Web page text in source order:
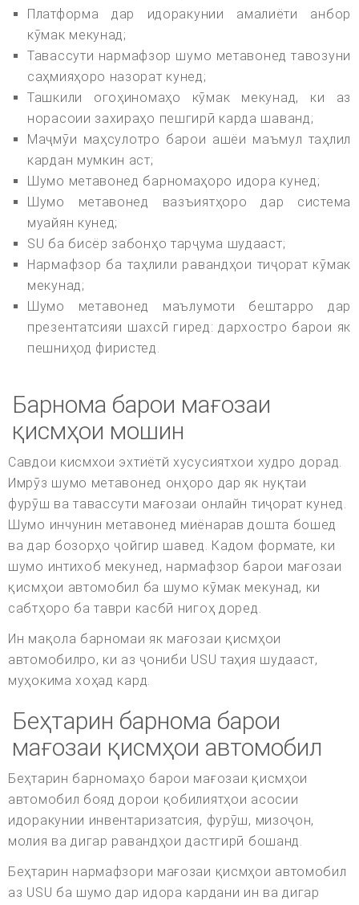
Платформа дар идоракунии амалиёти анбор
кӯмак мекунад;
Тавассути нармафзор шумо метавонед тавозуни
саҳмияҳоро назорат кунед;
Ташкили огоҳиномаҳо кӯмак мекунад, ки аз
норасоии захираҳо пешгирӣ карда шаванд;
Маҷмӯи маҳсулотро барои ашёи маъмул таҳлил
кардан мумкин аст;
Шумо метавонед барномаҳоро идора кунед;
Шумо метавонед вазъиятҳоро дар система
муайян кунед;
SU ба бисёр забонҳо тарҷума шудааст;
Нармафзор ба таҳлили равандҳои тиҷорат кӯмак
мекунад;
Шумо метавонед маълумоти бештарро дар
презентатсияи шахсӣ гиред: дархостро барои як
пешниҳод фиристед.
Барнома барои мағозаи
қисмҳои мошин
Савдои кисмхои эхтиётй хусусиятхои худро дорад.
Имрӯз шумо метавонед онҳоро дар як нуқтаи
фурӯш ва тавассути мағозаи онлайн тиҷорат кунед.
Шумо инчунин метавонед миёнарав дошта бошед
ва дар бозорҳо ҷойгир шавед. Кадом формате, ки
шумо интихоб мекунед, нармафзор барои мағозаи
қисмҳои автомобил ба шумо кӯмак мекунад, ки
сабтҳоро ба таври касбӣ нигоҳ доред.
Ин мақола барномаи як мағозаи қисмҳои
автомобилро, ки аз ҷониби USU таҳия шудааст,
муҳокима хоҳад кард.
Беҳтарин барнома барои
мағозаи қисмҳои автомобил
Беҳтарин барномаҳо барои мағозаи қисмҳои
автомобил бояд дорои қобилиятҳои асосии
идоракунии инвентаризатсия, фурӯш, мизоҷон,
молия ва дигар равандҳои дастгирӣ бошанд.
Беҳтарин нармафзори мағозаи қисмҳои автомобил
аз USU ба шумо дар идора кардани ин ва дигар